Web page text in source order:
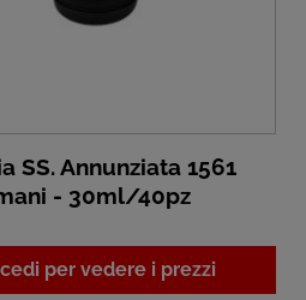
SS. Annunziata 1561
- 30ml/40pz
per vedere i prezzi